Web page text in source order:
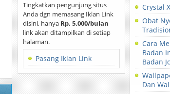
Tingkatkan pengunjung situs
Anda dgn memasang Iklan Link
disini, hanya Rp. 5.000/bulan
link akan ditampilkan di setiap
halaman.
Pasang Iklan Link
Crystal
Obat
Cara
Badan
Badan
Dan